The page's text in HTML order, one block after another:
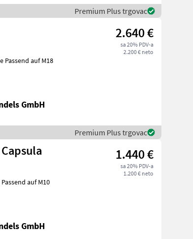
Premium Plus trgovac
2.640 €
sa 20% PDV-a
2.200 € neto
Passend auf M18
GmbH
Premium Plus trgovac
1.440 €
sa 20% PDV-a
1.200 € neto
auf M10
GmbH